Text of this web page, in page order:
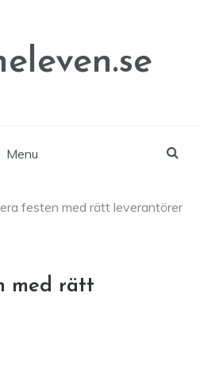
Menu
festen med rätt leverantörer
med rätt